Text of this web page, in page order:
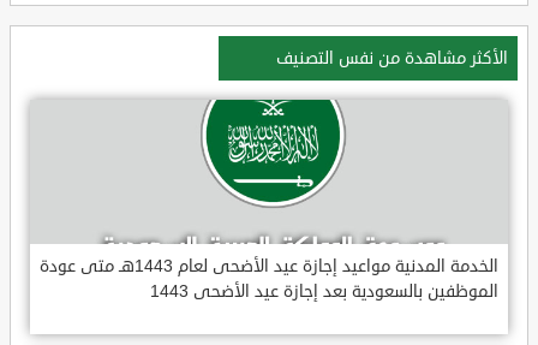
الأكثر مشاهدة من نفس التصنيف
الخدمة المدنية مواعيد إجازة عيد الأضحى لعام 1443هـ متى عودة
الموظفين بالسعودية بعد إجازة عيد الأضحى 1443